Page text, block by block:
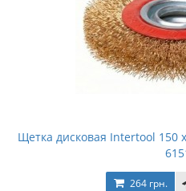
Щетка дисковая Intertool 150
264 грн.